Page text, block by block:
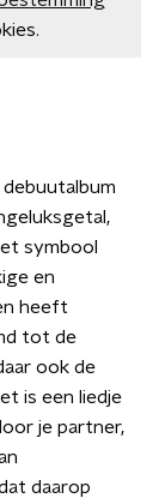
symbool
en
heeft
tot de
ook de
is een liedje
je partner,
daarop